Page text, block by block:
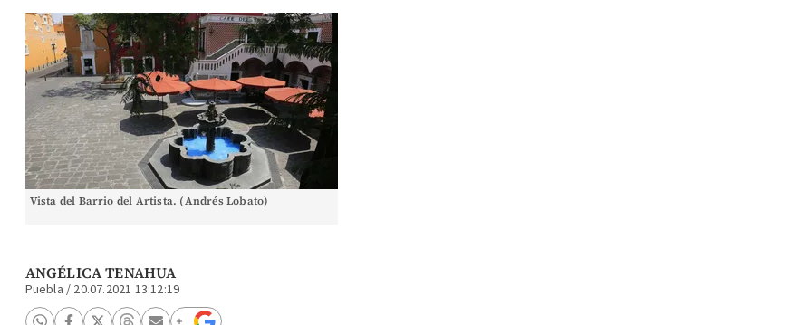
Vista del Barrio del Artista. (Andrés Lobato)
ANGÉLICA TENAHUA
Puebla / 20.07.2021 13:12:19